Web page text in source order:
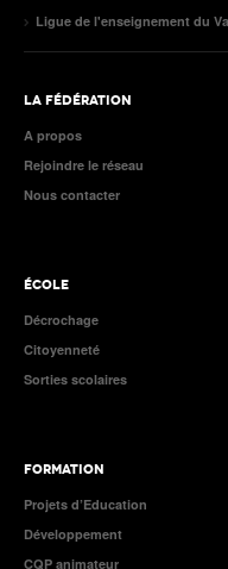
Ligue de l'enseignement du
LA FÉDÉRATION
A propos
Rejoindre le réseau
Nous contacter
ÉCOLE
Décrochage
Citoyenneté
Sorties scolaires
FORMATION
Projets d’Education
Développement
CQP animateur